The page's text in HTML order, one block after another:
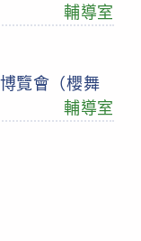
輔導室
覽會（櫻舞
輔導室
page
to the next page